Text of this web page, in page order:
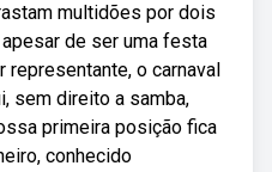
multidões por dois
de ser uma festa
representante, o carnaval
sem direito a samba,
primeira posição fica
conhecido